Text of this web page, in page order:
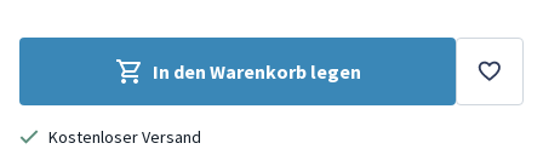
In den Warenkorb legen
Kostenloser Versand